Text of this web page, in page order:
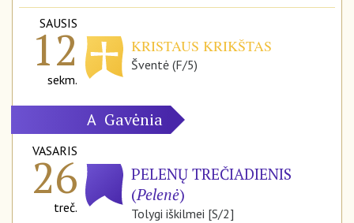
SAUSIS
12
sekm.
KRISTAUS KRIKŠTAS
Šventė (F/5)
A Gavėnia
VASARIS
26
treč.
PELENŲ TREČIADIENIS
(Pelenė)
Tolygi iškilmei [S/2]